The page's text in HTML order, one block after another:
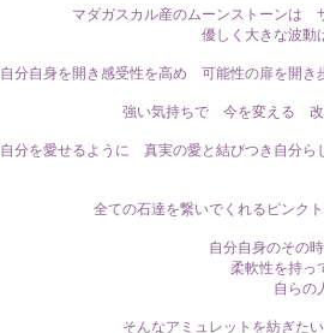
マダガスカル産のムーンストーンは
優しく大きな波動
自分自身を開き感受性を高め 可能性の扉を開
強い気持ちで 今を変える 改
自分を愛せるように 真実の愛と結びつき自分
全ての石達を繋いでくれるピンク
自分自身のその
柔軟性を持
自らの
そんなアミュレットを紡ぎた